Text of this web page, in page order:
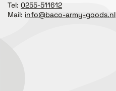
Tel: 0255-511612
Mail: info@baco-army-goods.nl